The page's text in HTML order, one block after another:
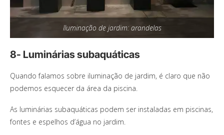
Iluminação de jardim: arandelas
8- Luminárias subaquáticas
Quando falamos sobre iluminação de jardim, é claro que não
podemos esquecer da área da piscina.
As luminárias subaquáticas podem ser instaladas em piscinas,
fontes e espelhos d’água no jardim.